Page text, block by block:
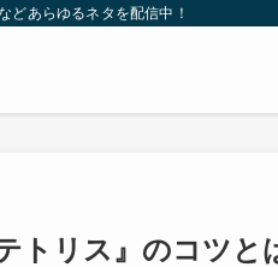
どあらゆるネタを配信中！
トリス』のコツと